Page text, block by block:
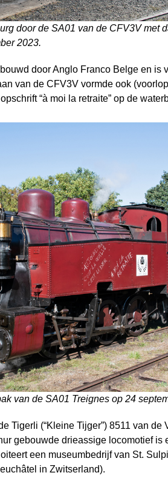
door de SA01 van de CFV3V met
2023.
door Anglo Franco Belge en is
van de CFV3V vormde ook
“à moi la retraite” op de
van de SA01 Treignes op 24
Tigerli (“Kleine Tijger”) 8511 van de
gebouwde drieassige locomotief is
een museumbedrijf van St.
in Zwitserland).